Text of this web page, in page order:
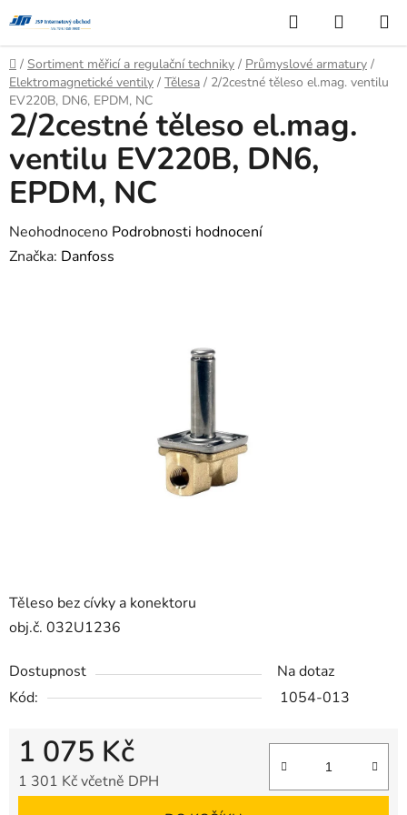
na
obsah
Hledat
KOŠÍK
Domů
/ Sortiment měřicí a regulační techniky / Průmyslové armatury /
Elektromagnetické ventily / Tělesa / 2/2cestné těleso el.mag. ventilu
EV220B, DN6, EPDM, NC
Těleso bez cívky a konektoru
obj.č. 032U1236
Dostupnost
Na dotaz
Kód:
1054-013
1 075 Kč
1 301 Kč včetně DPH
2/2cestné těleso el.mag.
ventilu EV220B, DN6,
EPDM, NC
Průměrné
hodnocení
Neohodnoceno Podrobnosti hodnocení
Značka: Danfoss